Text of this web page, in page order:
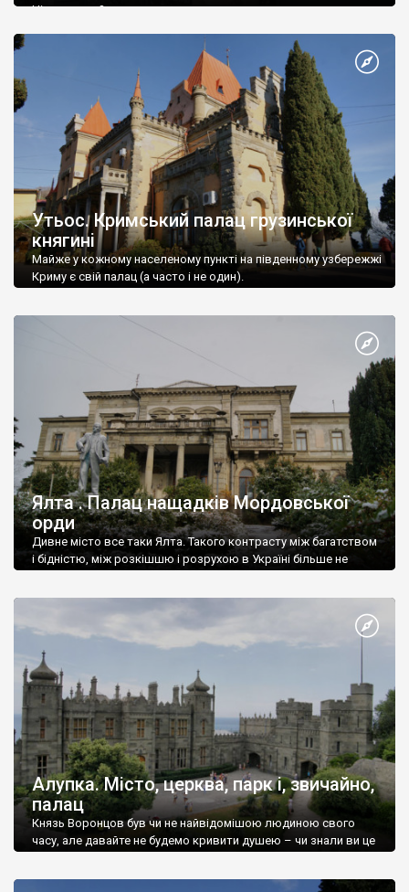
Ніжин греки?
Утьос. Кримський палац грузинської
княгині
Майже у кожному населеному пункті на південному узбережжі
Криму є свій палац (а часто і не один).
Ялта . Палац нащадків Мордовської
орди
Дивне місто все таки Ялта. Такого контрасту між багатством
і бідністю, між розкішшю і розрухою в Україні більше не
Алупка. Місто, церква, парк і, звичайно,
палац
Князь Воронцов був чи не найвідомішою людиною свого
часу, але давайте не будемо кривити душею – чи знали ви це